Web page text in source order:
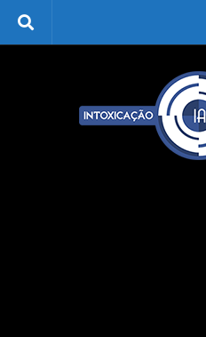
Skip to content